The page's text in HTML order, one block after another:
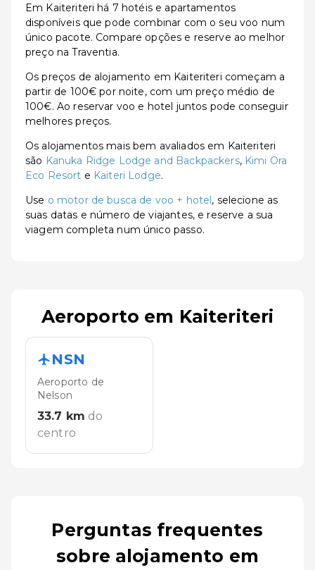
Em Kaiteriteri há 7 hotéis e apartamentos
disponíveis que pode combinar com o seu voo num
único pacote. Compare opções e reserve ao melhor
preço na Traventia.
Os preços de alojamento em Kaiteriteri começam a
partir de 100€ por noite, com um preço médio de
100€. Ao reservar voo e hotel juntos pode conseguir
melhores preços.
Os alojamentos mais bem avaliados em Kaiteriteri
são Kanuka Ridge Lodge and Backpackers, Kimi Ora
Eco Resort e Kaiteri Lodge.
Use o motor de busca de voo + hotel, selecione as
suas datas e número de viajantes, e reserve a sua
viagem completa num único passo.
Aeroporto em Kaiteriteri
NSN
Aeroporto de
Nelson
33.7 km do
centro
Perguntas frequentes
sobre alojamento em